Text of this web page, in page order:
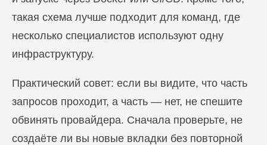
такая схема лучше подходит для команд, где
несколько специалистов используют одну
инфраструктуру.
Практический совет: если вы видите, что часть
запросов проходит, а часть — нет, не спешите
обвинять провайдера. Сначала проверьте, не
создаёте ли вы новые вкладки без повторной